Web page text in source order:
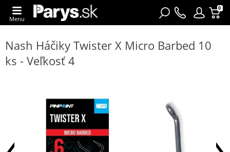
0
Menu
Nash Háčiky Twister X Micro Barbed 10
ks - Veľkosť 4